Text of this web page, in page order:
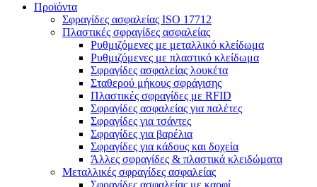
Προϊόντα
Σφραγίδες ασφαλείας ISO 17712
Πλαστικές σφραγίδες ασφαλείας
Ρυθμιζόμενες με μεταλλικό κλείδωμα
Ρυθμιζόμενες με πλαστικό κλείδωμα
Σφραγίδες ασφαλείας λουκέτα
Σταθερού μήκους σφράγισης
Πλαστικές σφραγίδες με RFID
Σφραγίδες ασφαλείας για παλέτες
Σφραγίδες για τσάντες
Σφραγίδες για βαρέλια
Σφραγίδες για κάδους και δοχεία
Άλλες σφραγίδες & πλαστικά κλειδώματα
Μεταλλικές σφραγίδες ασφαλείας